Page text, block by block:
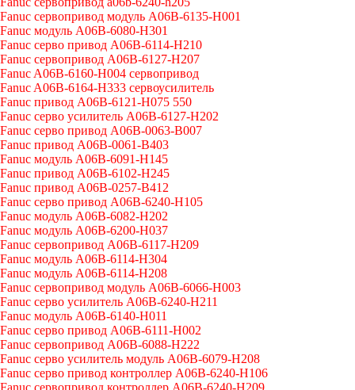
Fanuc сервопривод модуль A06B-6135-H001
Fanuc модуль A06B-6080-H301
Fanuc серво привод A06B-6114-H210
Fanuc сервопривод A06B-6127-H207
Fanuc A06B-6160-H004 сервопривод
Fanuc A06B-6164-H333 сервоусилитель
Fanuc привод A06B-6121-H075 550
Fanuc серво усилитель A06B-6127-H202
Fanuc серво привод A06B-0063-B007
Fanuc привод A06B-0061-B403
Fanuc модуль A06B-6091-H145
Fanuc привод A06B-6102-H245
Fanuc привод A06B-0257-B412
Fanuc серво привод A06B-6240-H105
Fanuc модуль A06B-6082-H202
Fanuc модуль A06B-6200-H037
Fanuc сервопривод A06B-6117-H209
Fanuc модуль A06B-6114-H304
Fanuc модуль A06B-6114-H208
Fanuc сервопривод модуль A06B-6066-H003
Fanuc серво усилитель A06B-6240-H211
Fanuc модуль A06B-6140-H011
Fanuc серво привод A06B-6111-H002
Fanuc сервопривод A06B-6088-H222
Fanuc серво усилитель модуль A06B-6079-H208
Fanuc серво привод контроллер A06B-6240-H106
Fanuc сервопривод контроллер A06B-6240-H209